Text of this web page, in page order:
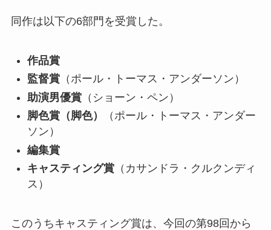
同作は以下の6部門を受賞した。
作品賞
監督賞（ポール・トーマス・アンダーソン）
助演男優賞（ショーン・ペン）
脚色賞（脚色）
（ポール・トーマス・アンダー
ソン）
編集賞
キャスティング賞（カサンドラ・クルクンディ
ス）
このうちキャスティング賞は、今回の第98回から